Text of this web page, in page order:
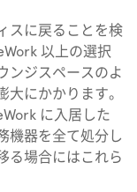
スに戻ることを検
以上の選択
ンジスペースのよ
にかかります。
に入居した
機器を全て処分し
る場合にはこれら